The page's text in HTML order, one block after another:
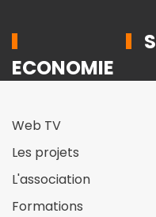
ECONOMIE
Web TV
Les projets
L'association
Formations